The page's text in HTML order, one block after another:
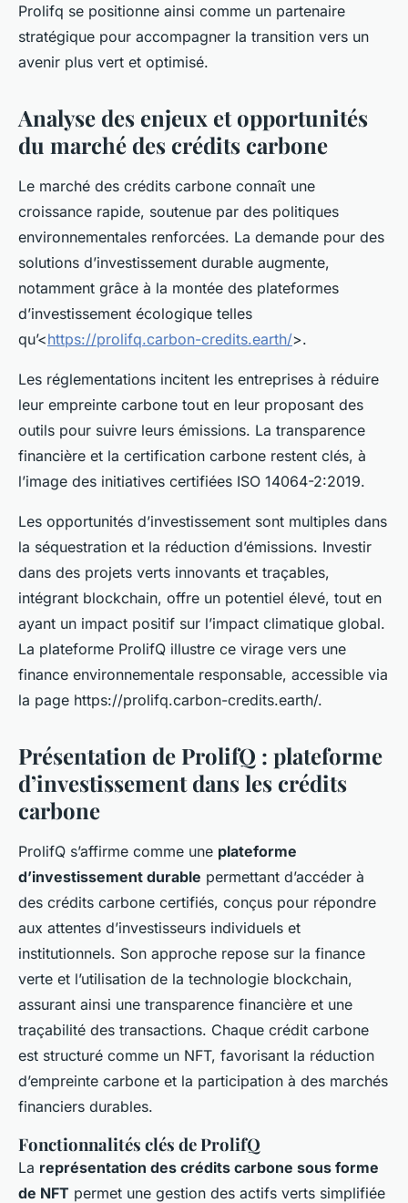
Prolifq se positionne ainsi comme un partenaire
stratégique pour accompagner la transition vers un
avenir plus vert et optimisé.
Analyse des enjeux et opportunités
du marché des crédits carbone
Le marché des crédits carbone connaît une
croissance rapide, soutenue par des politiques
environnementales renforcées. La demande pour des
solutions d’investissement durable augmente,
notamment grâce à la montée des plateformes
d’investissement écologique telles
qu’<https://prolifq.carbon-credits.earth/>.
Les réglementations incitent les entreprises à réduire
leur empreinte carbone tout en leur proposant des
outils pour suivre leurs émissions. La transparence
financière et la certification carbone restent clés, à
l’image des initiatives certifiées ISO 14064-2:2019.
Les opportunités d’investissement sont multiples dans
la séquestration et la réduction d’émissions. Investir
dans des projets verts innovants et traçables,
intégrant blockchain, offre un potentiel élevé, tout en
ayant un impact positif sur l’impact climatique global.
La plateforme ProlifQ illustre ce virage vers une
finance environnementale responsable, accessible via
la page https://prolifq.carbon-credits.earth/.
Présentation de ProlifQ : plateforme
d’investissement dans les crédits
carbone
ProlifQ s’affirme comme une plateforme
d’investissement durable permettant d’accéder à
des crédits carbone certifiés, conçus pour répondre
aux attentes d’investisseurs individuels et
institutionnels. Son approche repose sur la finance
verte et l’utilisation de la technologie blockchain,
assurant ainsi une transparence financière et une
traçabilité des transactions. Chaque crédit carbone
est structuré comme un NFT, favorisant la réduction
d’empreinte carbone et la participation à des marchés
financiers durables.
Fonctionnalités clés de ProlifQ
La représentation des crédits carbone sous forme
de NFT permet une gestion des actifs verts simplifiée